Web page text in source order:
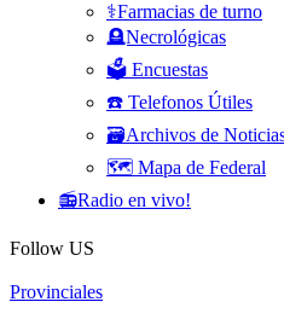
⚕️Farmacias de turno
🪦Necrológicas
🗳️ Encuestas
☎️ Telefonos Útiles
🗃️Archivos de
🗺️ Mapa de Federal
📻Radio en vivo!
Follow US
Provinciales